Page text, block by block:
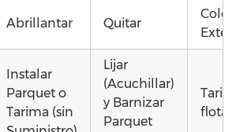
Abrillantar Quitar
Instalar
Parquet o
Tarima (sin
Lijar
(Acuchillar)
y Barnizar
Parquet